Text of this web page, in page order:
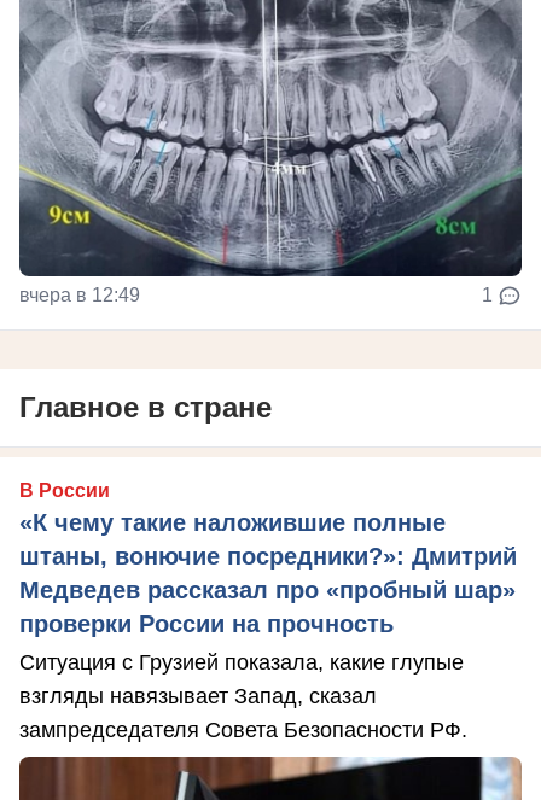
вчера в 12:49 1
Главное в стране
В России
«К чему такие наложившие полные
штаны, вонючие посредники?»: Дмитрий
Медведев рассказал про «пробный шар»
проверки России на прочность
Ситуация с Грузией показала, какие глупые
взгляды навязывает Запад, сказал
зампредседателя Совета Безопасности РФ.